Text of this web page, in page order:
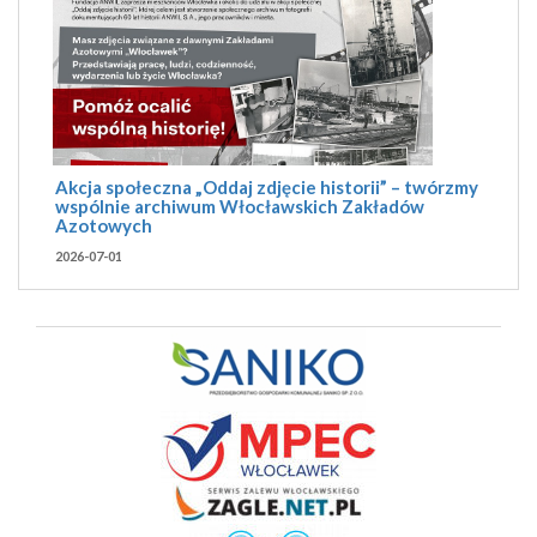
Akcja społeczna „Oddaj zdjęcie historii” – twórzmy
wspólnie archiwum Włocławskich Zakładów
Azotowych
2026-07-01